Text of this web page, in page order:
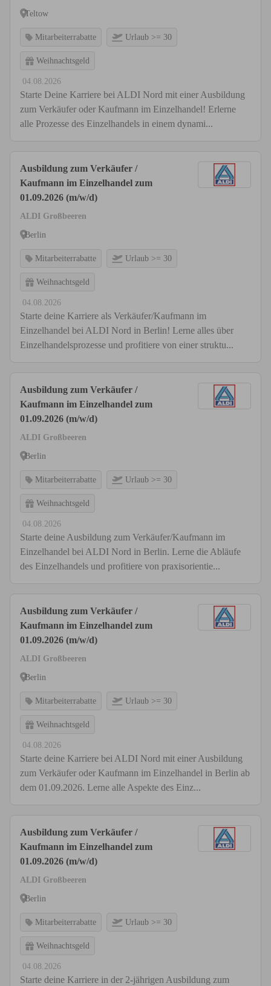
Teltow
Mitarbeiterrabatte Urlaub >= 30
Weihnachtsgeld
04.08.2026
Starte Deine Karriere bei ALDI Nord mit einer Ausbildung
zum Verkäufer oder Kaufmann im Einzelhandel! Erlerne
alle Prozesse des Einzelhandels in einem dynami...
Ausbildung zum Verkäufer /
Kaufmann im Einzelhandel zum
01.09.2026 (m/w/d)
ALDI Großbeeren
Berlin
Mitarbeiterrabatte Urlaub >= 30
Weihnachtsgeld
04.08.2026
Starte deine Karriere als Verkäufer/Kaufmann im
Einzelhandel bei ALDI Nord in Berlin! Lerne alles über
Einzelhandelsprozesse und profitiere von einer struktu...
Ausbildung zum Verkäufer /
Kaufmann im Einzelhandel zum
01.09.2026 (m/w/d)
ALDI Großbeeren
Berlin
Mitarbeiterrabatte Urlaub >= 30
Weihnachtsgeld
04.08.2026
Starte deine Ausbildung zum Verkäufer/Kaufmann im
Einzelhandel bei ALDI Nord in Berlin. Lerne die Abläufe
des Einzelhandels und profitiere von praxisorientie...
Ausbildung zum Verkäufer /
Kaufmann im Einzelhandel zum
01.09.2026 (m/w/d)
ALDI Großbeeren
Berlin
Mitarbeiterrabatte Urlaub >= 30
Weihnachtsgeld
04.08.2026
Starte deine Karriere bei ALDI Nord mit einer Ausbildung
zum Verkäufer oder Kaufmann im Einzelhandel in Berlin ab
dem 01.09.2026. Lerne alle Aspekte des Einz...
Ausbildung zum Verkäufer /
Kaufmann im Einzelhandel zum
01.09.2026 (m/w/d)
ALDI Großbeeren
Berlin
Mitarbeiterrabatte Urlaub >= 30
Weihnachtsgeld
04.08.2026
Starte deine Karriere in der 2-jährigen Ausbildung zum